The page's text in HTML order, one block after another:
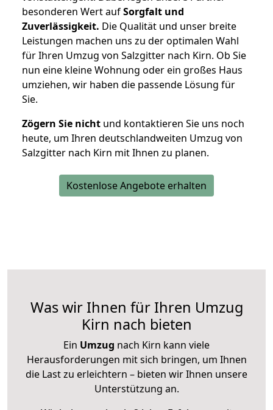
besonderen Wert aufSorgfalt und
Zuverlässigkeit. Die Qualität und unser breite
Leistungen machen uns zu der optimalen Wahl
für Ihren Umzug von Salzgitter nach Kirn. Ob Sie
nun eine kleine Wohnung oder ein großes Haus
umziehen, wir haben die passende Lösung für
Sie.
Zögern Sie nicht und kontaktieren Sie uns noch
heute, um Ihren deutschlandweiten Umzug von
Salzgitter nach Kirn mit Ihnen zu planen.
Kostenlose Angebote erhalten
Was wir Ihnen für Ihren Umzug
Kirn nach bieten
Ein Umzug nach Kirn kann viele
Herausforderungen mit sich bringen, um Ihnen
die Last zu erleichtern – bieten wir Ihnen unsere
Unterstützung an.